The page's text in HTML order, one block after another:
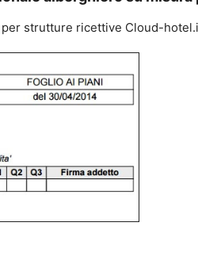
strutture ricettive Cloud-